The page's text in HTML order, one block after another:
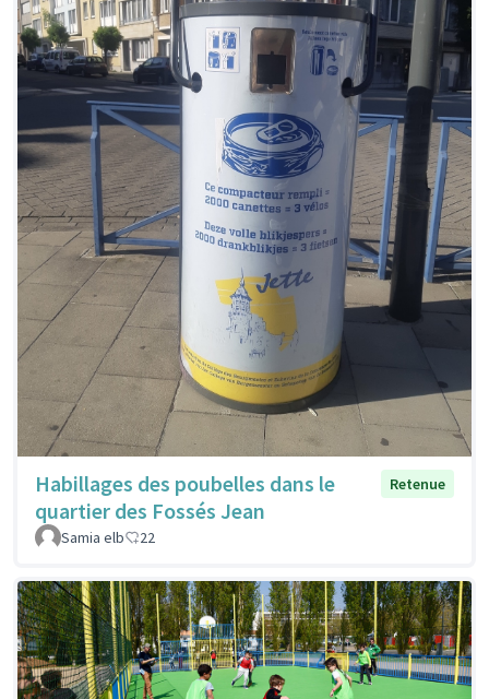
Habillages des poubelles dans le
quartier des Fossés Jean
Retenue
Samia elb 22